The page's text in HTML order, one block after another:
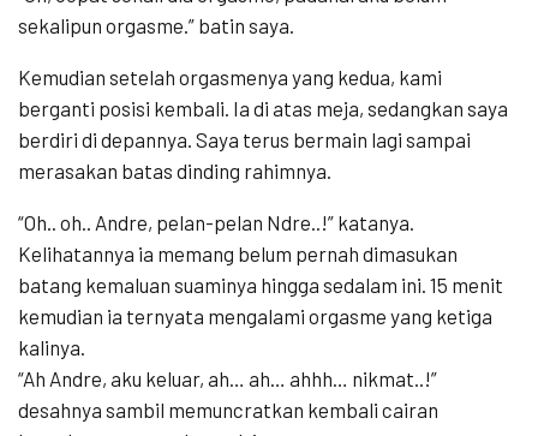
sekalipun orgasme.” batin saya.
Kemudian setelah orgasmenya yang kedua, kami
berganti posisi kembali. Ia di atas meja, sedangkan saya
berdiri di depannya. Saya terus bermain lagi sampai
merasakan batas dinding rahimnya.
“Oh.. oh.. Andre, pelan-pelan Ndre..!” katanya.
Kelihatannya ia memang belum pernah dimasukan
batang kemaluan suaminya hingga sedalam ini. 15 menit
kemudian ia ternyata mengalami orgasme yang ketiga
kalinya.
“Ah Andre, aku keluar, ah… ah… ahhh… nikmat..!”
desahnya sambil memuncratkan kembali cairan